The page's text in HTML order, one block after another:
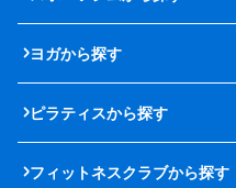
ヨガから探す
ピラティスから探す
フィットネスクラブから探す